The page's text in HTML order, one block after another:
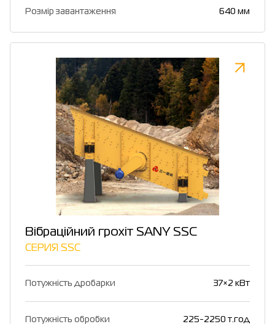
Розмір завантаження 640 мм
Вібраційний грохіт SANY SSC
СЕРИЯ SSC
Потужність дробарки 37×2 кВт
Потужність обробки 225-2250 т.год